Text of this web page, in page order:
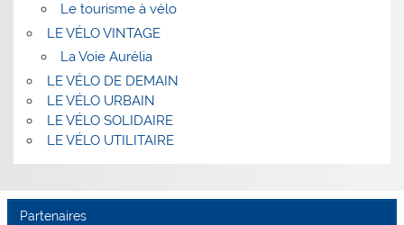
Le tourisme à vélo
LE VÉLO VINTAGE
La Voie Aurélia
LE VÉLO DE DEMAIN
LE VÉLO URBAIN
LE VÉLO SOLIDAIRE
LE VÉLO UTILITAIRE
Partenaires